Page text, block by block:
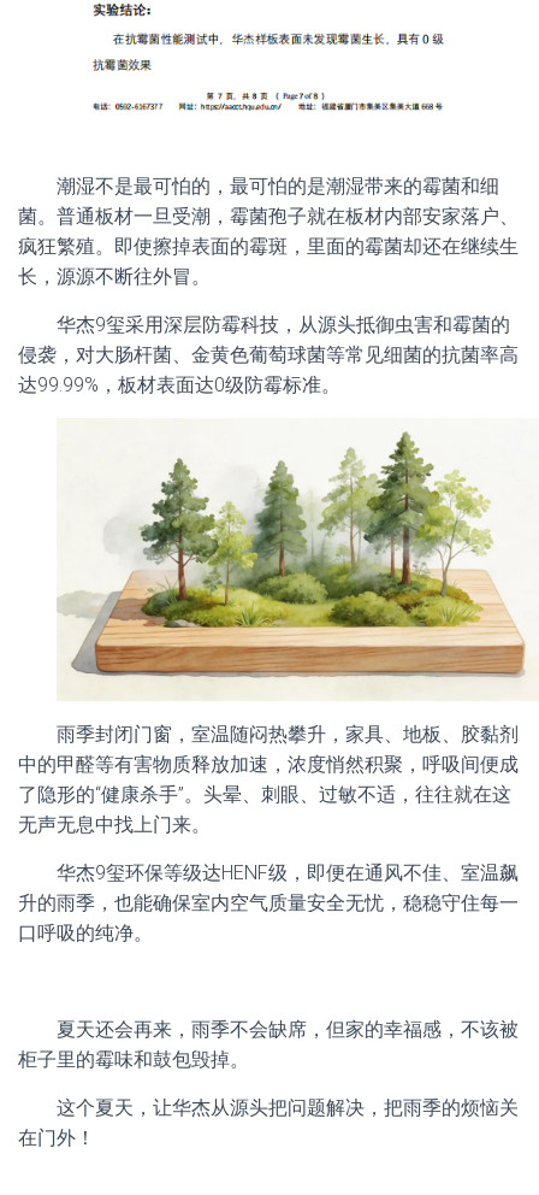
潮湿不是最可怕的，最可怕的是潮湿带来的霉菌和细
菌。普通板材一旦受潮，霉菌孢子就在板材内部安家落户、
疯狂繁殖。即使擦掉表面的霉斑，里面的霉菌却还在继续生
长，源源不断往外冒。
华杰9玺采用深层防霉科技，从源头抵御虫害和霉菌的
侵袭，对大肠杆菌、金黄色葡萄球菌等常见细菌的抗菌率高
达99.99%，板材表面达0级防霉标准。
雨季封闭门窗，室温随闷热攀升，家具、地板、胶黏剂
中的甲醛等有害物质释放加速，浓度悄然积聚，呼吸间便成
了隐形的“健康杀手”。头晕、刺眼、过敏不适，往往就在这
无声无息中找上门来。
华杰9玺环保等级达HENF级，即便在通风不佳、室温飙
升的雨季，也能确保室内空气质量安全无忧，稳稳守住每一
口呼吸的纯净。
夏天还会再来，雨季不会缺席，但家的幸福感，不该被
柜子里的霉味和鼓包毁掉。
这个夏天，让华杰从源头把问题解决，把雨季的烦恼关
在门外！